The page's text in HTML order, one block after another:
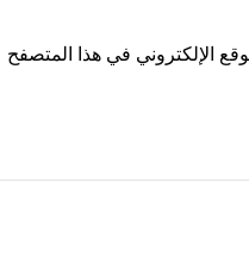
الإلكتروني في هذا المتصفح